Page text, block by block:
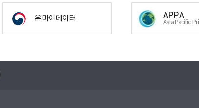
온마이데이터 APPA
Asia Pacific